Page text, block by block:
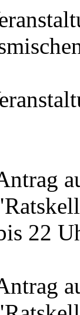
22